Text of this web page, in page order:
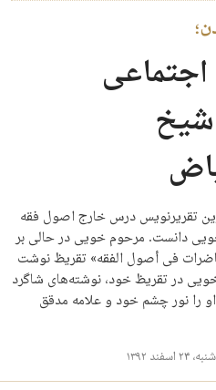
شیخ
تقریرنویس درس خارج اصول فقه
دانست. مرحوم خویی در حالی بر
فی أصول الفقه» تقریظ نوشت
بوده. سید خویی در تقریظ خود، نوشته‌های شاگرد
را نور چشم خود و علامه مدقق
شنبه، ۲۴ اسفند ۱۳۹۲